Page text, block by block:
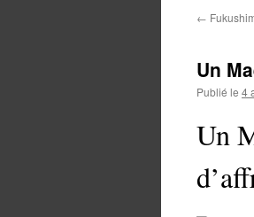
contenu
←
Un
Publié le 4
Un